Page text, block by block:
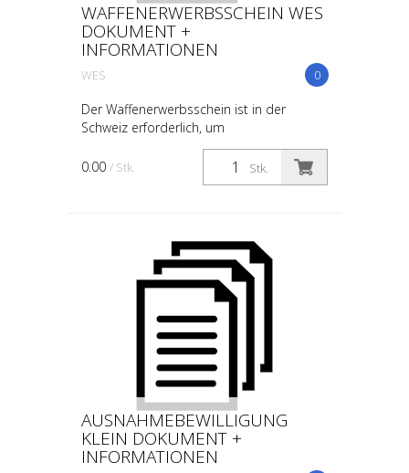
WAFFENERWERBSSCHEIN WES
DOKUMENT +
INFORMATIONEN
0
WES
Der Waffenerwerbsschein ist in der
Schweiz erforderlich, um
bewilligungspflichtige Waffen und deren
wesentliche Bestandteile zu erwerben.
Hier sind die wichtigsten Inform...
Stk.
0.00 / Stk.
AUSNAHMEBEWILLIGUNG
KLEIN DOKUMENT +
INFORMATIONEN